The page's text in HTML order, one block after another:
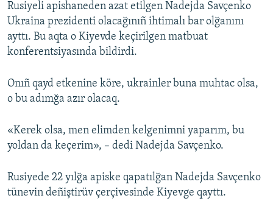
QOŞULIÑIZ!
Rusiyeli apishaneden azat etilgen Nadejda Savçenko
Ukraina prezidenti olacağınıñ ihtimalı bar olğanını
ayttı. Bu aqta o Kiyevde keçirilgen matbuat
konferentsiyasında bildirdi.
Onıñ qayd etkenine köre, ukrainler buna muhtac olsa,
o bu adımğa azır olacaq.
«Kerek olsa, men elimden kelgenimni yaparım, bu
yoldan da keçerim», – dedi Nadejda Savçenko.
Rusiyede 22 yılğa apiske qapatılğan Nadejda Savçenko
tünevin deñiştirüv çerçivesinde Kiyevge qayttı.